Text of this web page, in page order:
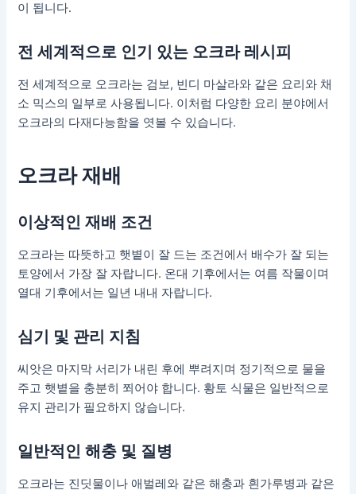
이 됩니다.
전 세계적으로 인기 있는 오크라 레시피
전 세계적으로 오크라는 검보, 빈디 마살라와 같은 요리와 채
소 믹스의 일부로 사용됩니다. 이처럼 다양한 요리 분야에서
오크라의 다재다능함을 엿볼 수 있습니다.
오크라 재배
이상적인 재배 조건
오크라는 따뜻하고 햇볕이 잘 드는 조건에서 배수가 잘 되는
토양에서 가장 잘 자랍니다. 온대 기후에서는 여름 작물이며
열대 기후에서는 일년 내내 자랍니다.
심기 및 관리 지침
씨앗은 마지막 서리가 내린 후에 뿌려지며 정기적으로 물을
주고 햇볕을 충분히 쬐어야 합니다. 황토 식물은 일반적으로
유지 관리가 필요하지 않습니다.
일반적인 해충 및 질병
오크라는 진딧물이나 애벌레와 같은 해충과 흰가루병과 같은